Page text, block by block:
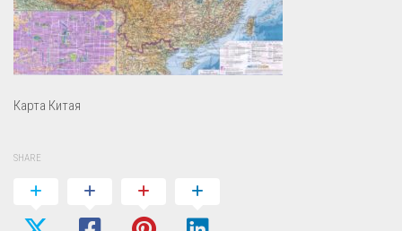
Карта Китая
SHARE